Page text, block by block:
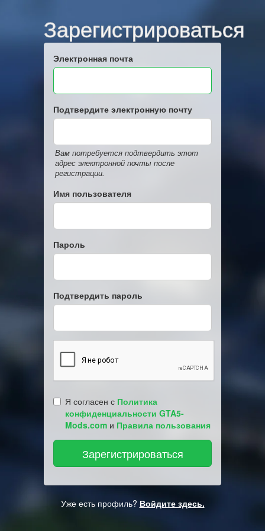
Зарегистрироваться
Электронная почта
Подтвердите электронную почту
Вам потребуется подтвердить этот
адрес электронной почты после
регистрации.
Имя пользователя
Пароль
Подтвердить пароль
Я согласен с Политика
конфиденциальности GTA5-
Mods.com и Правила пользования
Уже есть профиль? Войдите здесь.